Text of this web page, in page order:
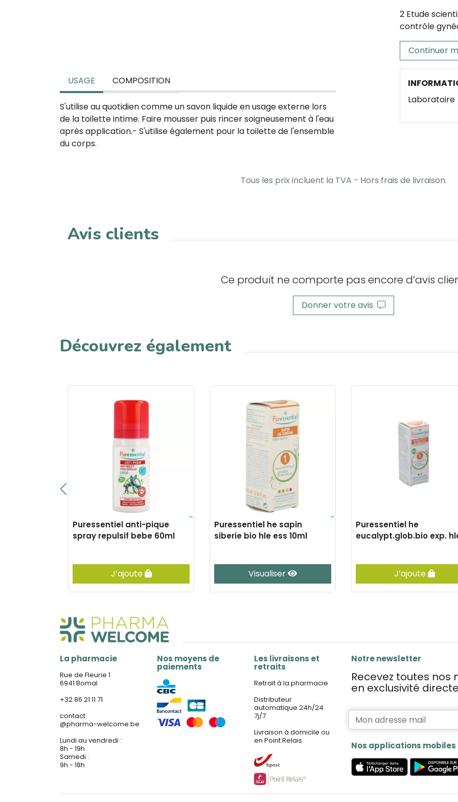
2 Etude
contrôle
Continuer
USAGE COMPOSITION
S'utilise au quotidien comme un savon liquide en usage externe lors
de la toilette intime. Faire mousser puis rincer soigneusement à l'eau
après application.- S'utilise également pour la toilette de l'ensemble
du corps.
Laboratoire
Tous les prix incluent la TVA - Hors frais de livraison.
Avis clients
Ce produit ne comporte pas encore d’avis
Donner votre avis
Découvrez également
Puressentiel anti-pique
spray repulsif bebe 60ml
J’ajoute
Puressentiel he sapin
siberie bio hle ess 10ml
Visualiser
Puressentiel he
eucalypt.glob.bio exp.
J’ajoute
La pharmacie
Rue de Fleurie 1
6941 Bomal
+32 86 21 11 71
contact
@pharma-welcome.be
Lundi au vendredi :
8h - 19h
Samedi :
9h - 18h
Nos moyens de
paiements
Les livraisons et
retraits
Retrait à la pharmacie
Distributeur
automatique 24h/24
7j/7
Livraison à domicile ou
en Point Relais
Notre newsletter
Recevez toutes
en exclusivité
Nos applications mobiles